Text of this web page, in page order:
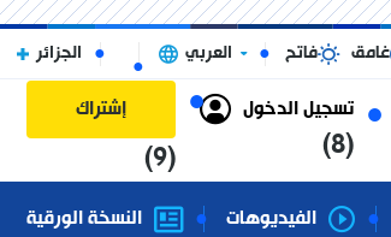
تسجيل الدخول
(8)
إشتراك
(9)
غامق فاتح العربي الجزائر
الفيديوهات النسخة الورقية